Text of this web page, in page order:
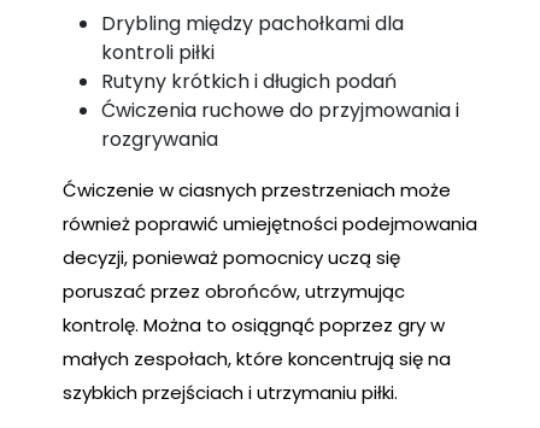
Drybling między pachołkami dla
kontroli piłki
Rutyny krótkich i długich podań
Ćwiczenia ruchowe do przyjmowania i
rozgrywania
Ćwiczenie w ciasnych przestrzeniach może
również poprawić umiejętności podejmowania
decyzji, ponieważ pomocnicy uczą się
poruszać przez obrońców, utrzymując
kontrolę. Można to osiągnąć poprzez gry w
małych zespołach, które koncentrują się na
szybkich przejściach i utrzymaniu piłki.